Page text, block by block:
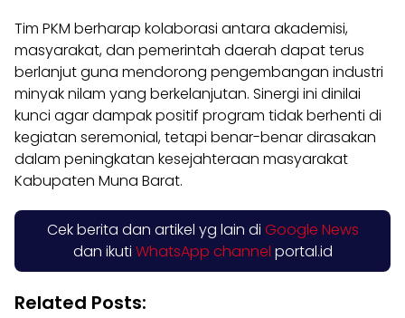
Tim PKM berharap kolaborasi antara akademisi,
masyarakat, dan pemerintah daerah dapat terus
berlanjut guna mendorong pengembangan industri
minyak nilam yang berkelanjutan. Sinergi ini dinilai
kunci agar dampak positif program tidak berhenti di
kegiatan seremonial, tetapi benar-benar dirasakan
dalam peningkatan kesejahteraan masyarakat
Kabupaten Muna Barat.
Cek berita dan artikel yg lain di Google News
dan ikuti WhatsApp channel portal.id
Related Posts: